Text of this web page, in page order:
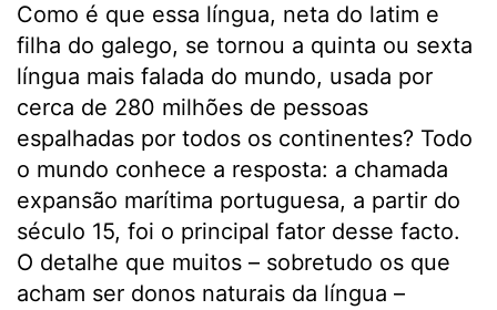
Como é que essa língua, neta do latim e
filha do galego, se tornou a quinta ou sexta
língua mais falada do mundo, usada por
cerca de 280 milhões de pessoas
espalhadas por todos os continentes? Todo
o mundo conhece a resposta: a chamada
expansão marítima portuguesa, a partir do
século 15, foi o principal fator desse facto.
O detalhe que muitos – sobretudo os que
acham ser donos naturais da língua –